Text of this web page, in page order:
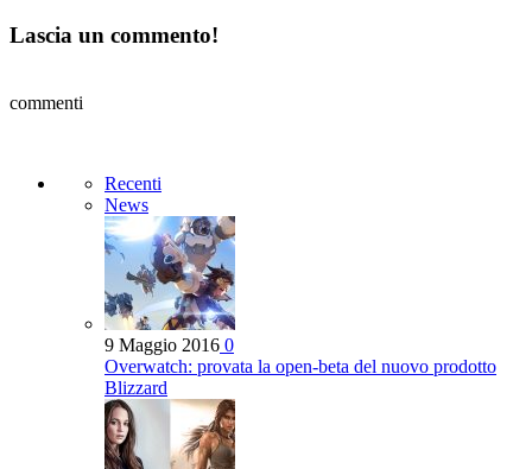
Lascia un commento!
commenti
Recenti
News
9 Maggio 2016 0
Overwatch: provata la open-beta del nuovo prodotto
Blizzard